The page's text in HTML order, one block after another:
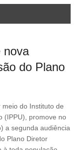
nova
do Plano
(IPPU), promove no
a segunda audiência
Plano Diretor